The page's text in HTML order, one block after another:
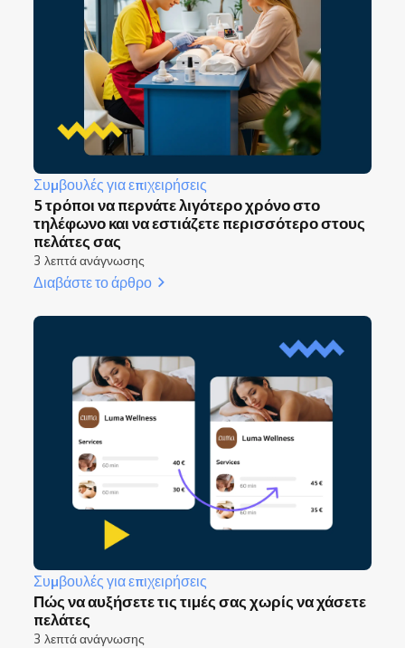
Συμβουλές για επιχειρήσεις
5 τρόποι να περνάτε λιγότερο χρόνο στο
τηλέφωνο και να εστιάζετε περισσότερο στους
πελάτες σας
3 λεπτά ανάγνωσης
Διαβάστε το άρθρο
Συμβουλές για επιχειρήσεις
Πώς να αυξήσετε τις τιμές σας χωρίς να χάσετε
πελάτες
3 λεπτά ανάγνωσης